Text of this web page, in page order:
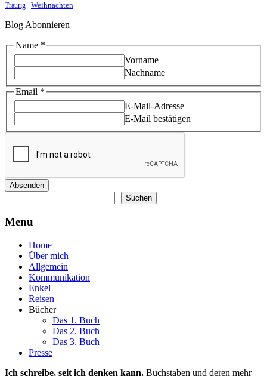
Traurig Weihnachten
Blog Abonnieren
Name *
Vorname
Nachname
Email
Name
Email *
E-Mail-Adresse
E-Mail bestätigen
Absenden
Suchen
Menu
Home
Über mich
Allgemein
Kommunikation
Enkel
Reisen
Bücher
Das 1. Buch
Das 2. Buch
Das 3. Buch
Presse
Ich schreibe, seit ich denken kann. Buchstaben und deren mehr